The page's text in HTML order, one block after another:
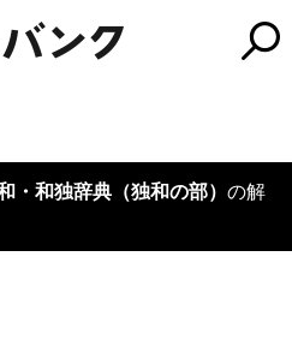
・和独辞典（独和の部） の解